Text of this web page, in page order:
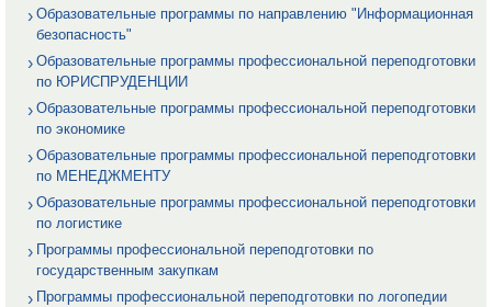
Образовательные программы по направлению "Информационная
безопасность"
Образовательные программы профессиональной переподготовки
по ЮРИСПРУДЕНЦИИ
Образовательные программы профессиональной переподготовки
по экономике
Образовательные программы профессиональной переподготовки
по МЕНЕДЖМЕНТУ
Образовательные программы профессиональной переподготовки
по логистике
Программы профессиональной переподготовки по
государственным закупкам
Программы профессиональной переподготовки по логопедии